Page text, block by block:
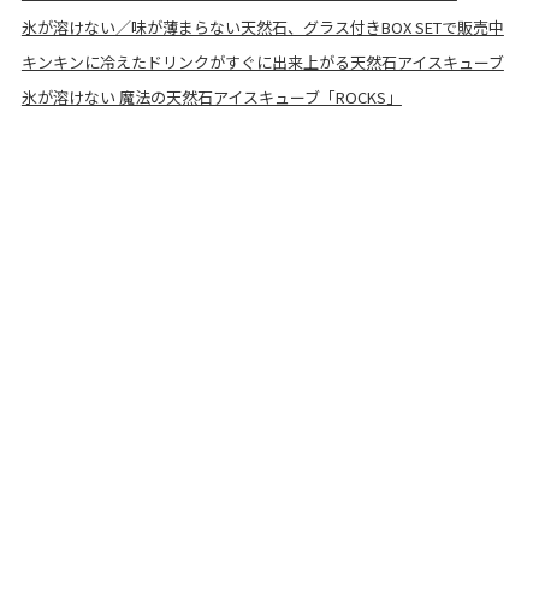
氷が溶けない／味が薄まらない天然石、グラス付きBOX SETで販売中
キンキンに冷えたドリンクがすぐに出来上がる天然石アイスキューブ
氷が溶けない 魔法の天然石アイスキューブ「ROCKS」